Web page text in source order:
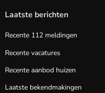
Laatste berichten
Recente 112 meldingen
Recente vacatures
Recente aanbod huizen
Laatste bekendmakingen